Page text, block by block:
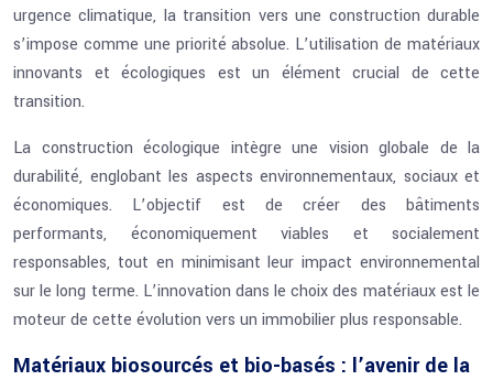
urgence climatique, la transition vers une construction durable
s’impose comme une priorité absolue. L’utilisation de matériaux
innovants et écologiques est un élément crucial de cette
transition.
La construction écologique intègre une vision globale de la
durabilité, englobant les aspects environnementaux, sociaux et
économiques. L’objectif est de créer des bâtiments
performants, économiquement viables et socialement
responsables, tout en minimisant leur impact environnemental
sur le long terme. L’innovation dans le choix des matériaux est le
moteur de cette évolution vers un immobilier plus responsable.
Matériaux biosourcés et bio-basés : l’avenir de la